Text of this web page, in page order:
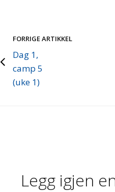
FORRIGE ARTIKKEL
Dag 1,
camp 5
(uke 1)
Legg igjen